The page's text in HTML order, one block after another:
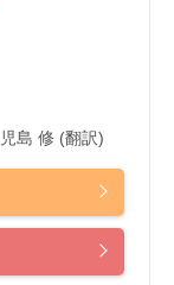
島 修 (翻訳)